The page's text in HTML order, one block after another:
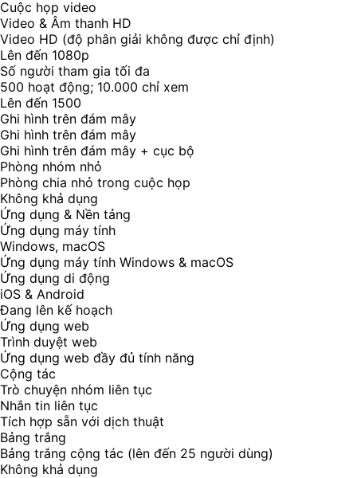
Cuộc họp video
Video & Âm thanh HD
Video HD (độ phân giải không được chỉ định)
Lên đến 1080p
Số người tham gia tối đa
500 hoạt động; 10.000 chỉ xem
Lên đến 1500
Ghi hình trên đám mây
Ghi hình trên đám mây
Ghi hình trên đám mây + cục bộ
Phòng nhóm nhỏ
Phòng chia nhỏ trong cuộc họp
Không khả dụng
Ứng dụng & Nền tảng
Ứng dụng máy tính
Windows, macOS
Ứng dụng máy tính Windows & macOS
Ứng dụng di động
iOS & Android
Đang lên kế hoạch
Ứng dụng web
Trình duyệt web
Ứng dụng web đầy đủ tính năng
Cộng tác
Trò chuyện nhóm liên tục
Nhắn tin liên tục
Tích hợp sẵn với dịch thuật
Bảng trắng
Bảng trắng cộng tác (lên đến 25 người dùng)
Không khả dụng